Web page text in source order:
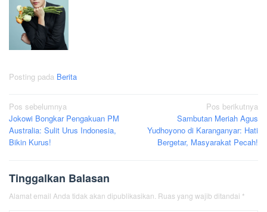
Posting pada Berita
Navigasi
pos
Pos sebelumnya
Jokowi Bongkar Pengakuan PM
Australia: Sulit Urus Indonesia,
Bikin Kurus!
Pos berikutnya
Sambutan Meriah Agus
Yudhoyono di Karanganyar: Hati
Bergetar, Masyarakat Pecah!
Tinggalkan Balasan
Alamat email Anda tidak akan dipublikasikan. Ruas yang wajib ditandai *